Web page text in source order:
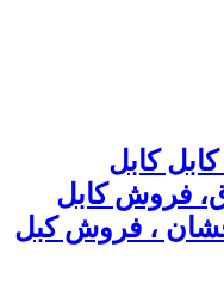
کابل
فروش کابل
، فروش کبل